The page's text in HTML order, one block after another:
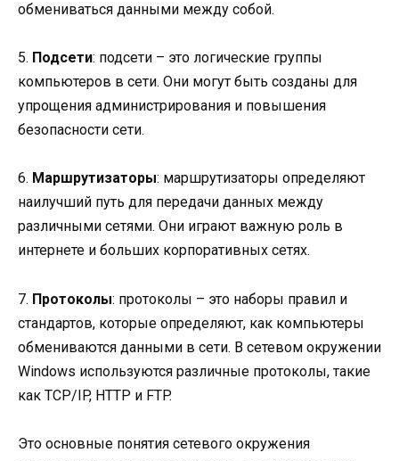
обмениваться данными между собой.
5. Подсети: подсети – это логические группы
компьютеров в сети. Они могут быть созданы для
упрощения администрирования и повышения
безопасности сети.
6. Маршрутизаторы: маршрутизаторы определяют
наилучший путь для передачи данных между
различными сетями. Они играют важную роль в
интернете и больших корпоративных сетях.
7. Протоколы: протоколы – это наборы правил и
стандартов, которые определяют, как компьютеры
обмениваются данными в сети. В сетевом окружении
Windows используются различные протоколы, такие
как TCP/IP, HTTP и FTP.
Это основные понятия сетевого окружения